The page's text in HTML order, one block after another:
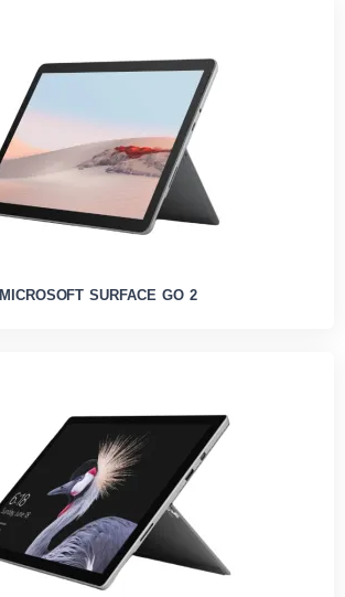
MICROSOFT SURFACE GO 2